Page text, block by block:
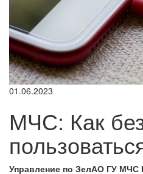
01.06.2023
МЧС: Как
Управление по ЗелАО ГУ МЧС